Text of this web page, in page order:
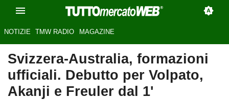
NOTIZIE TMW RADIO MAGAZINE
Svizzera-Australia, formazioni
ufficiali. Debutto per Volpato,
Akanji e Freuler dal 1'